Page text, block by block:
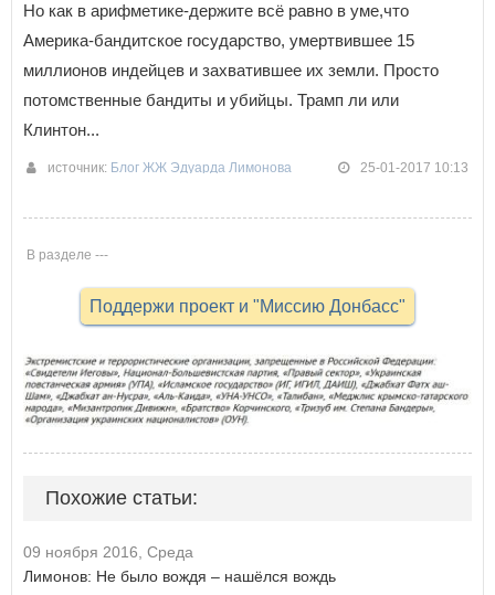
Но как в арифметике-держите всё равно в уме,что
Америка-бандитское государство, умертвившее 15
миллионов индейцев и захватившее их земли. Просто
потомственные бандиты и убийцы. Трамп ли или
Клинтон...
источник: Блог ЖЖ Эдуарда Лимонова 25-01-2017 10:13
В разделе ---
Поддержи проект и "Миссию Донбасс"
Похожие статьи:
09 ноября 2016, Среда
Лимонов: Не было вождя – нашёлся вождь